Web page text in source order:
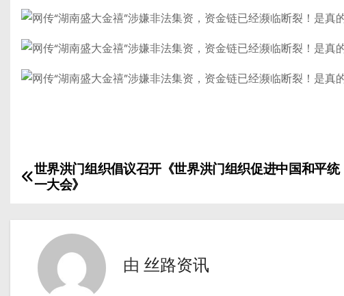
文
航
世界洪门组织倡议召开《世界洪门组织促进中国和平统
一大会》
由 丝路资讯